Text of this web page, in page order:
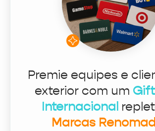
Premie equipes e
exterior com um
Internacional
Marcas